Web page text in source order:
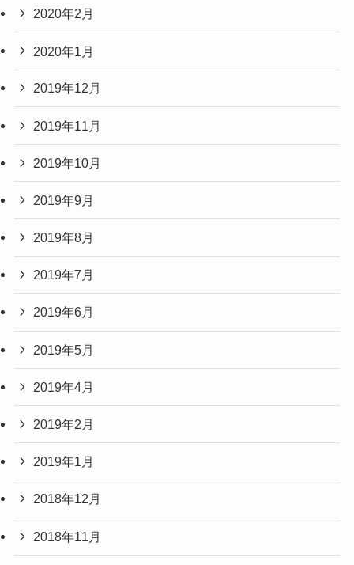
2020年2月
2020年1月
2019年12月
2019年11月
2019年10月
2019年9月
2019年8月
2019年7月
2019年6月
2019年5月
2019年4月
2019年2月
2019年1月
2018年12月
2018年11月